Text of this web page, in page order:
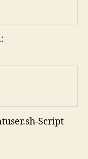
Script